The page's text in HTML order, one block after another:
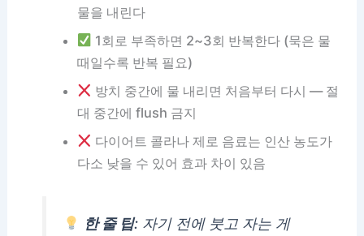
물을 내린다
1회로 부족하면 2~3회 반복한다 (묵은 물
때일수록 반복 필요)
방치 중간에 물 내리면 처음부터 다시 — 절
대 중간에 flush 금지
다이어트 콜라나 제로 음료는 인산 농도가
다소 낮을 수 있어 효과 차이 있음
한 줄 팁: 자기 전에 붓고 자는 게